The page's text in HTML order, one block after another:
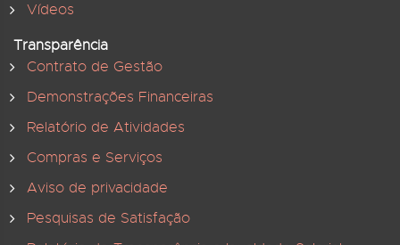
Vídeos
Transparência
Contrato de Gestão
Demonstrações Financeiras
Relatório de Atividades
Compras e Serviços
Aviso de privacidade
Pesquisas de Satisfação